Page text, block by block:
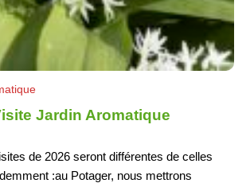
Jardin Aromatique
de 2026 seront différentes de celles
:au Potager, nous mettrons